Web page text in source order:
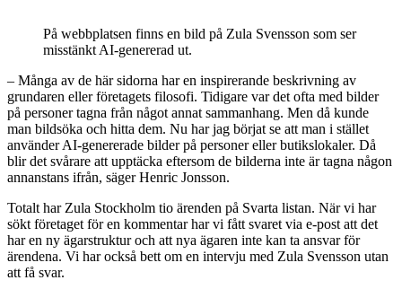
På webbplatsen finns en bild på Zula Svensson som ser
misstänkt AI-genererad ut.
– Många av de här sidorna har en inspirerande beskrivning av
grundaren eller företagets filosofi. Tidigare var det ofta med bilder
på personer tagna från något annat sammanhang. Men då kunde
man bildsöka och hitta dem. Nu har jag börjat se att man i stället
använder AI-genererade bilder på personer eller butikslokaler. Då
blir det svårare att upptäcka eftersom de bilderna inte är tagna någon
annanstans ifrån, säger Henric Jonsson.
Totalt har Zula Stockholm tio ärenden på Svarta listan. När vi har
sökt företaget för en kommentar har vi fått svaret via e-post att det
har en ny ägarstruktur och att nya ägaren inte kan ta ansvar för
ärendena. Vi har också bett om en intervju med Zula Svensson utan
att få svar.